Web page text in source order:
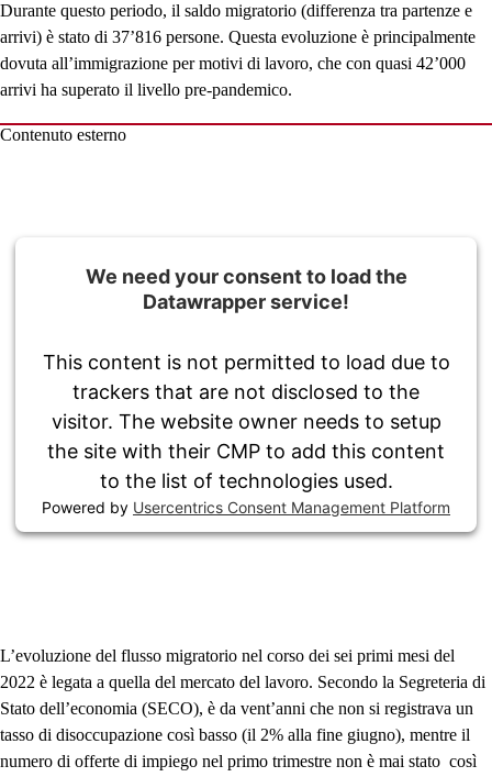
Durante questo periodo, il saldo migratorio (differenza tra partenze e
arrivi) è stato di 37’816 persone. Questa evoluzione è principalmente
dovuta all’immigrazione per motivi di lavoro, che con quasi 42’000
arrivi ha superato il livello pre-pandemico.
Contenuto esterno
We need your consent to load the
Datawrapper service!
This content is not permitted to load due to
trackers that are not disclosed to the
visitor. The website owner needs to setup
the site with their CMP to add this content
to the list of technologies used.
Powered by Usercentrics Consent Management Platform
L’evoluzione del flusso migratorio nel corso dei sei primi mesi del
2022 è legata a quella del mercato del lavoro. Secondo la Segreteria di
Stato dell’economia (SECO), è da vent’anni che non si registrava un
tasso di disoccupazione così basso (il 2% alla fine giugno), mentre il
numero di offerte di impiego nel primo trimestre non è mai stato così